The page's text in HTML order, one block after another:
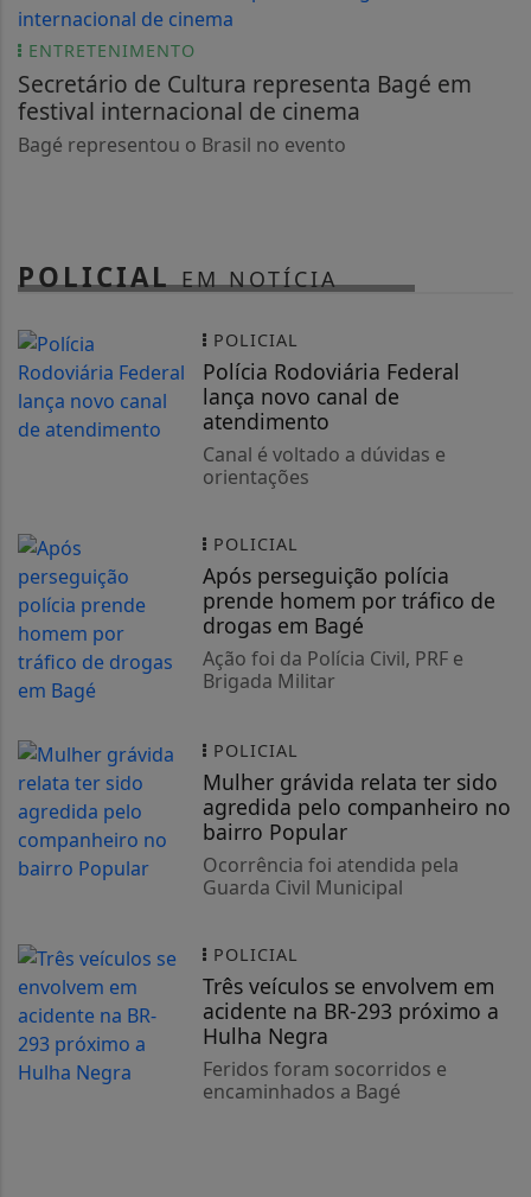
ENTRETENIMENTO
Secretário de Cultura representa Bagé em
festival internacional de cinema
Bagé representou o Brasil no evento
POLICIALEM NOTÍCIA
POLICIAL
Polícia Rodoviária Federal
lança novo canal de
atendimento
Canal é voltado a dúvidas e
orientações
POLICIAL
Após perseguição polícia
prende homem por tráfico de
drogas em Bagé
Ação foi da Polícia Civil, PRF e
Brigada Militar
POLICIAL
Mulher grávida relata ter sido
agredida pelo companheiro no
bairro Popular
Ocorrência foi atendida pela
Guarda Civil Municipal
POLICIAL
Três veículos se envolvem em
acidente na BR-293 próximo a
Hulha Negra
Feridos foram socorridos e
encaminhados a Bagé